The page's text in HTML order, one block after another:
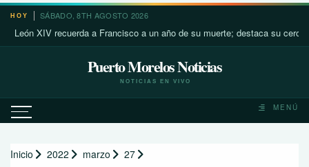
Saltar
contenido
HOY SÁBADO, 8TH AGOSTO 2026
XIV recuerda a Francisco a un año de su muerte; destaca su cercanía
Puerto Morelos Noticias
NOTICIAS EN VIVO
MENÚ
Inicio 2022 marzo
27